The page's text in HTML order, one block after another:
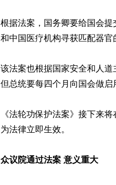
根据法案，国务卿要给国会
和中国医疗机构寻获匹配器官
该法案也根据国家安全和人道
但总统要每四个月向国会做启
《法轮功保护法案》接下来
为法律立即生效。
众议院通过法案 意义重大